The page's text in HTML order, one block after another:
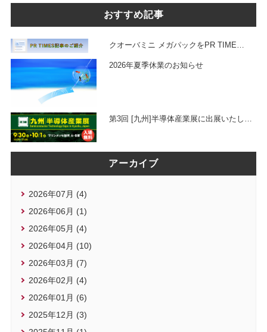
おすすめ記事
クオーバミニ メガパックをPR TIME
2026年夏季休業のお知らせ
第3回 [九州]半導体産業展に出展いたし …
アーカイブ
2026年07月 (4)
2026年06月 (1)
2026年05月 (4)
2026年04月 (10)
2026年03月 (7)
2026年02月 (4)
2026年01月 (6)
2025年12月 (3)